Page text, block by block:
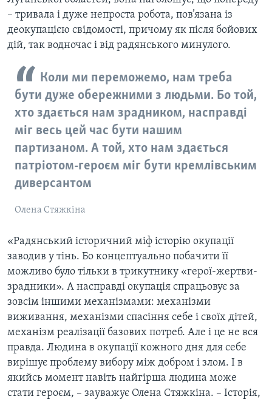
– тривала і дуже непроста робота, пов’язана із
деокупацією свідомості, причому як після бойових
дій, так водночас і від радянського минулого.
Коли ми переможемо, нам треба
бути дуже обережними з людьми. Бо той,
хто здається нам зрадником, насправді
міг весь цей час бути нашим
партизаном. А той, хто нам здається
патріотом-героєм міг бути кремлівським
диверсантом
Олена Стяжкіна
«Радянський історичний міф історію окупації
заводив у тінь. Бо концептуально побачити її
можливо було тільки в трикутнику «герої-жертви-
зрадники». А насправді окупація спрацьовує за
зовсім іншими механізмами: механізми
виживання, механізми спасіння себе і своїх дітей,
механізм реалізації базових потреб. Але і це не вся
правда. Людина в окупації кожного дня для себе
вирішує проблему вибору між добром і злом. І в
якийсь момент навіть найгірша людина може
стати героєм, – зауважує Олена Стяжкіна. – Історія,